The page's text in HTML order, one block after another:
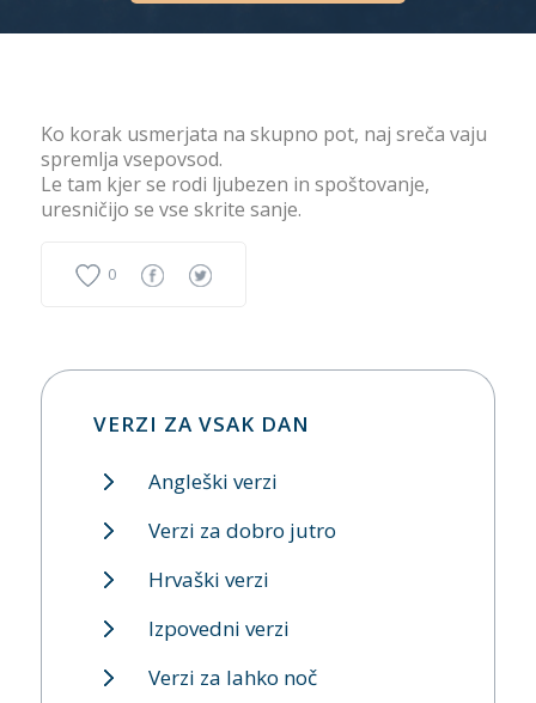
Ko korak usmerjata na skupno pot, naj sreča vaju
spremlja vsepovsod.
Le tam kjer se rodi ljubezen in spoštovanje,
uresničijo se vse skrite sanje.
0
VERZI ZA VSAK DAN
Angleški verzi
Verzi za dobro jutro
Hrvaški verzi
Izpovedni verzi
Verzi za lahko noč